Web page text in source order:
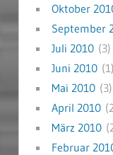
Oktober
September
Juli 2010(3)
Juni 2010(1)
Mai 2010(3)
April 2010
März 2010
Februar